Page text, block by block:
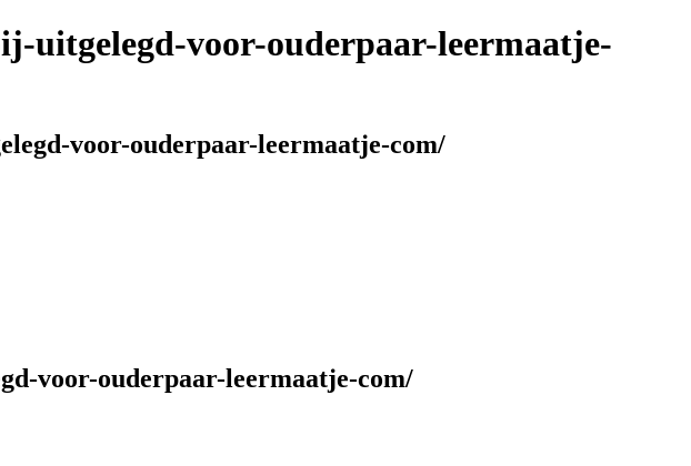
voor-ouderpaar-leermaatje-
voor-ouderpaar-leermaatje-com/
voor-ouderpaar-leermaatje-com/